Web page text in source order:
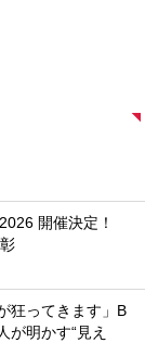
開催決定！
狂ってきます」B
が明かす“見え